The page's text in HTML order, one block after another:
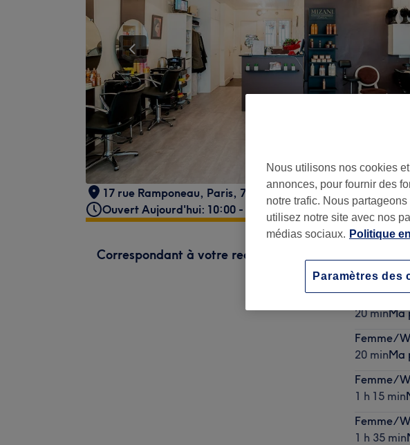
17 rue Ramponeau, Paris, 75020
Ouvert Aujourd'hui: 10:00 - 19:00
Correspondant à votre recherche
1 hMa
Femme/
20 minMa
Femme/
20 minMa
Femme/
1 h 15 min
Femme/
1 h 35 min
Nous utilisons nos cookies
annonces, pour fournir des
notre trafic. Nous
utilisez notre site avec nos
médias sociaux. Politique
Paramètres des